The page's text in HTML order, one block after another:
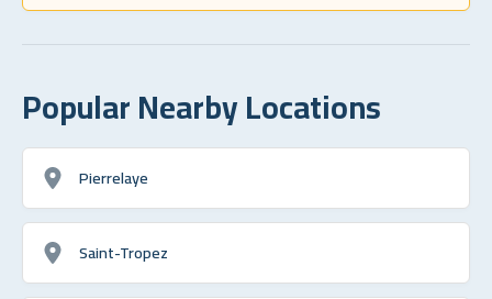
Popular Nearby Locations
Pierrelaye
Saint-Tropez